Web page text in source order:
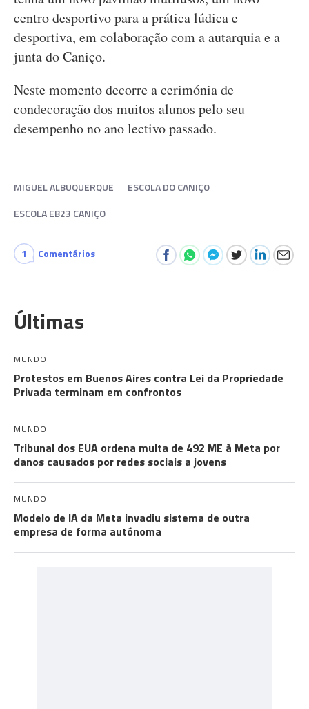
centro desportivo para a prática lúdica e
desportiva, em colaboração com a autarquia e a
junta do Caniço.
Neste momento decorre a cerimónia de
condecoração dos muitos alunos pelo seu
desempenho no ano lectivo passado.
MIGUEL ALBUQUERQUE
ESCOLA DO CANIÇO
ESCOLA EB23 CANIÇO
1 Comentários
Últimas
MUNDO
Protestos em Buenos Aires contra Lei da Propriedade
Privada terminam em confrontos
MUNDO
Tribunal dos EUA ordena multa de 492 ME à Meta por
danos causados por redes sociais a jovens
MUNDO
Modelo de IA da Meta invadiu sistema de outra
empresa de forma autónoma